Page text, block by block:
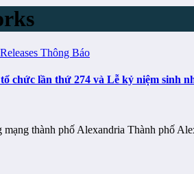
Thông Báo
chức lần thứ 274 và Lễ kỷ niệm sinh
mạng thành phố Alexandria Thành phố